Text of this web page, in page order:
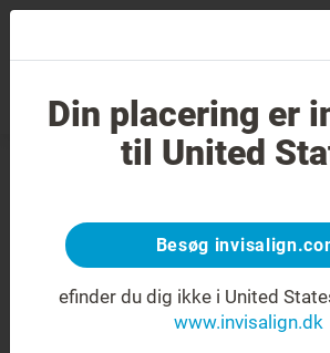
Smilvurdering
404-fejl
Få vendt smilet om
Denne side er ikke
Din placering er
til United
Besøg
efinder du dig ikke i United
www.invisalign.dk